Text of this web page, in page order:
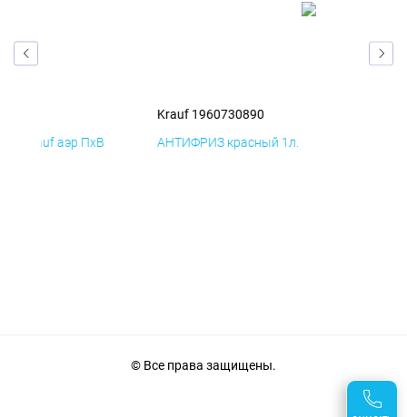
Krauf 1960730890
АНТИФРИЗ красный 1л.
© Все права защищены.